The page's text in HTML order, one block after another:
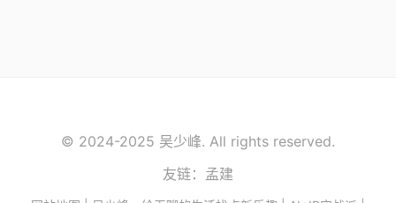
© 2024-2025 吴少峰. All rights reserved.
友链：孟建